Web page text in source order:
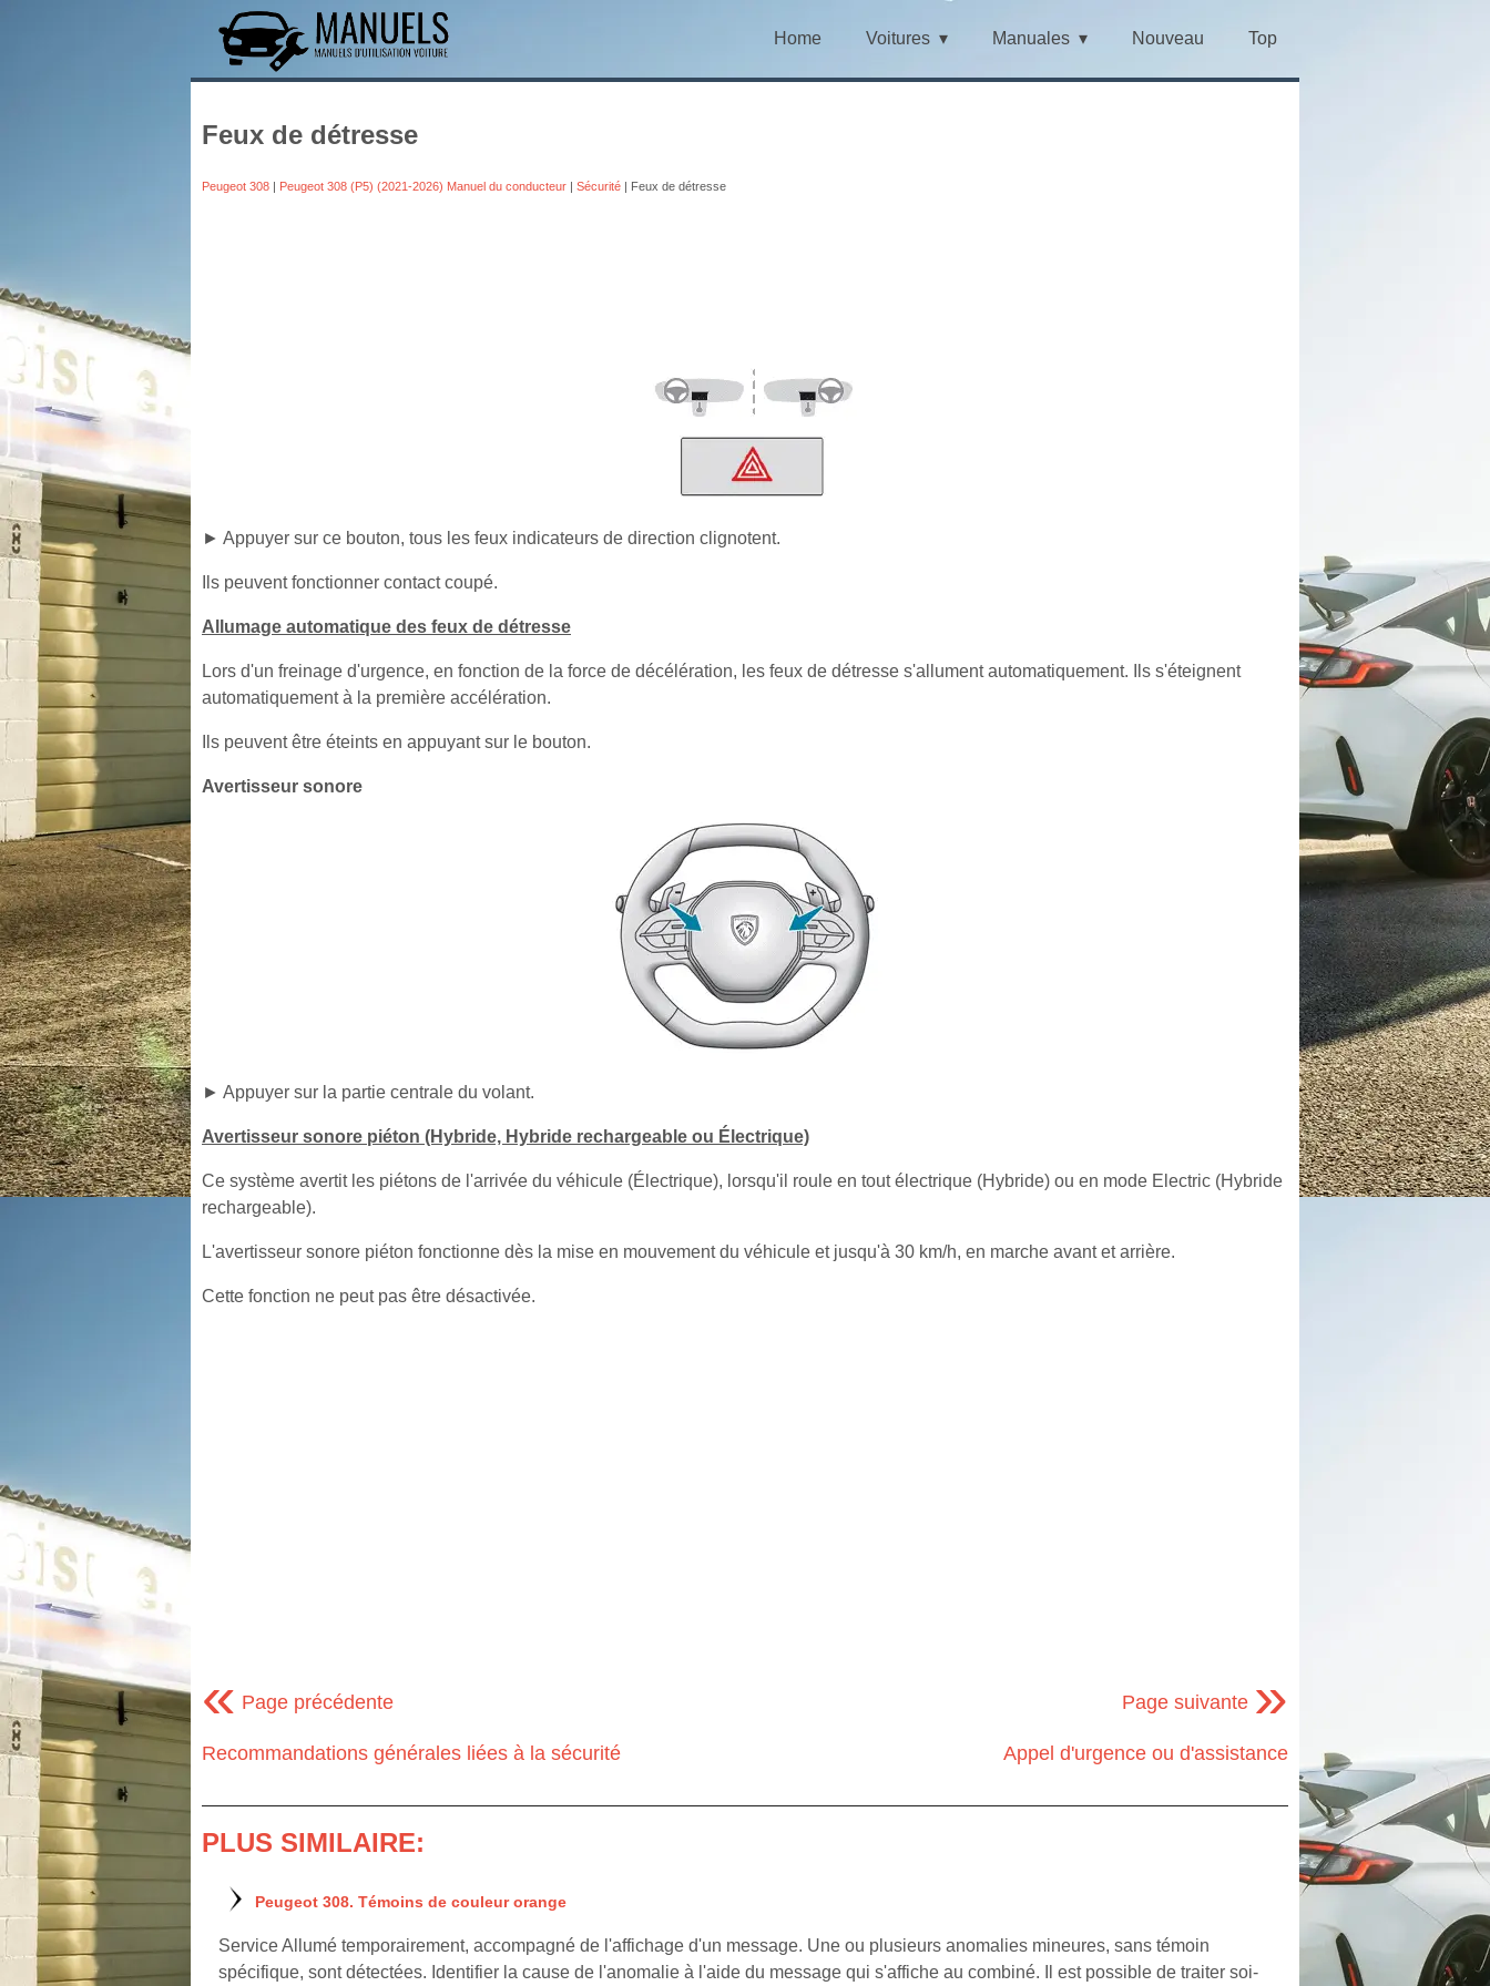
Home Voitures Manuales Nouveau Top
Feux de détresse
Peugeot 308 | Peugeot 308 (P5) (2021-2026) Manuel du conducteur | Sécurité | Feux de détresse
► Appuyer sur ce bouton, tous les feux indicateurs de direction clignotent.
Ils peuvent fonctionner contact coupé.
Allumage automatique des feux de détresse
Lors d'un freinage d'urgence, en fonction de la force de décélération, les feux de détresse s'allument automatiquement. Ils s'éteignent
automatiquement à la première accélération.
Ils peuvent être éteints en appuyant sur le bouton.
Avertisseur sonore
► Appuyer sur la partie centrale du volant.
Avertisseur sonore piéton (Hybride, Hybride rechargeable ou Électrique)
Ce système avertit les piétons de l'arrivée du véhicule (Électrique), lorsqu'il roule en tout électrique (Hybride) ou en mode Electric (Hybride
rechargeable).
L'avertisseur sonore piéton fonctionne dès la mise en mouvement du véhicule et jusqu'à 30 km/h, en marche avant et arrière.
Cette fonction ne peut pas être désactivée.
« Page précédente
Recommandations générales liées à la sécurité
Page suivante »
Appel d'urgence ou d'assistance
PLUS SIMILAIRE:
Peugeot 308. Témoins de couleur orange
Service Allumé temporairement, accompagné de l'affichage d'un message. Une ou plusieurs anomalies mineures, sans témoin
spécifique, sont détectées. Identifier la cause de l'anomalie à l'aide du message qui s'affiche au combiné. Il est possible de traiter soi-